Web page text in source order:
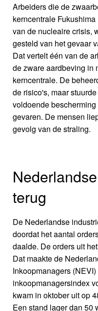
Arbeiders die de
kerncentrale
van de nucleaire crisis,
gesteld van het gevaar
Dat vertelt één van de
de zware aardbeving in
kerncentrale. De
de risico's, maar
voldoende
gevaren. De mensen
gevolg van de straling.
terug
De Nederlandse
doordat het aantal
daalde. De orders uit
Dat maakte de
Inkoopmanagers
inkoopmanagersindex
kwam in oktober uit op
Een stand lager dan 50